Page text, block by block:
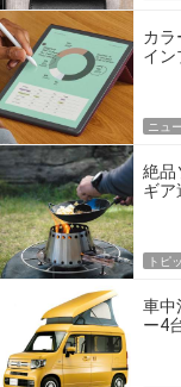
カラ
イン
ニュ
絶品
ギア
トピ
車中
ー4